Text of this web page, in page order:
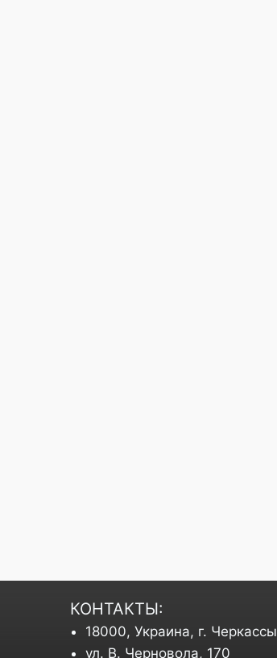
КОНТАКТЫ:
18000, Украина, г. Черкассы
ул. В. Черновола, 170